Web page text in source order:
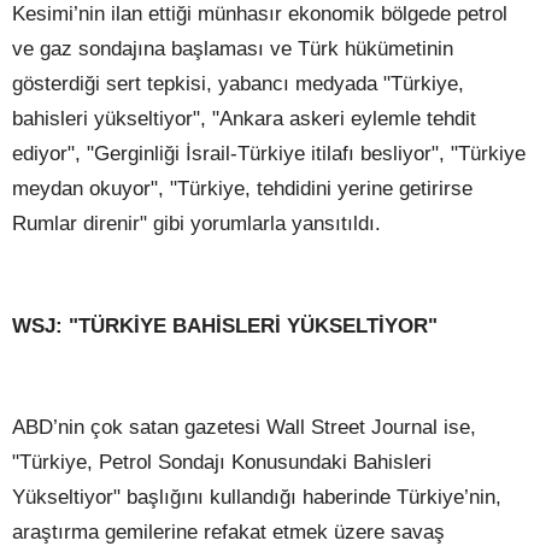
Kesimi’nin ilan ettiği münhasır ekonomik bölgede petrol
ve gaz sondajına başlaması ve Türk hükümetinin
gösterdiği sert tepkisi, yabancı medyada "Türkiye,
bahisleri yükseltiyor", "Ankara askeri eylemle tehdit
ediyor", "Gerginliği İsrail-Türkiye itilafı besliyor", "Türkiye
meydan okuyor", "Türkiye, tehdidini yerine getirirse
Rumlar direnir" gibi yorumlarla yansıtıldı.
WSJ: "TÜRKİYE BAHİSLERİ YÜKSELTİYOR"
ABD’nin çok satan gazetesi Wall Street Journal ise,
"Türkiye, Petrol Sondajı Konusundaki Bahisleri
Yükseltiyor" başlığını kullandığı haberinde Türkiye’nin,
araştırma gemilerine refakat etmek üzere savaş